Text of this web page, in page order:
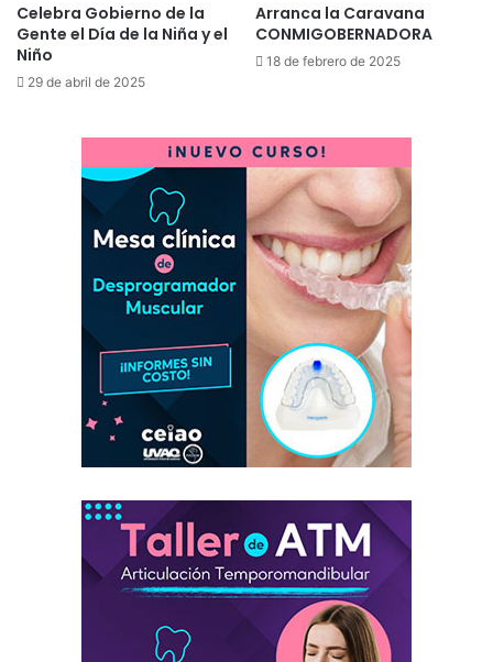
Celebra Gobierno de la
Gente el Día de la Niña y el
Niño
29 de abril de 2025
Arranca la Caravana
CONMIGOBERNADORA
18 de febrero de 2025